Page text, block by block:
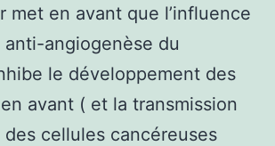
met en avant que l’influence
angiogenèse du
le développement des
avant ( et la transmission
cellules cancéreuses